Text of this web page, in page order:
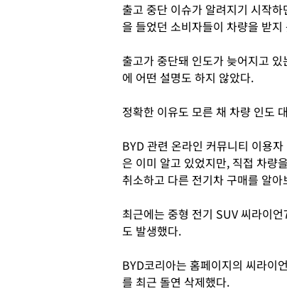
출고 중단 이슈가 알려지기 시작
을 들었던 소비자들이 차량을 받
출고가 중단돼 인도가 늦어지고
에 어떤 설명도 하지 않았다.
정확한 이유도 모른 채 차량 인도
BYD 관련 온라인 커뮤니티 이용
은 이미 알고 있었지만, 직접 차량
취소하고 다른 전기차 구매를 알
최근에는 중형 전기 SUV 씨라이
도 발생했다.
BYD코리아는 홈페이지의 씨라이
를 최근 돌연 삭제했다.